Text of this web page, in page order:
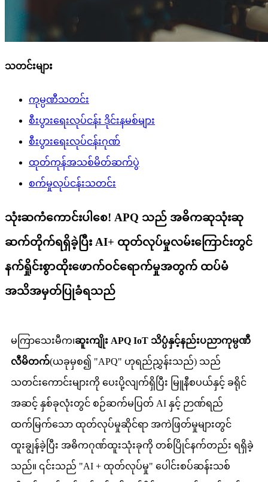
သတင်းများ
ကုမ္ပဏီသတင်း
စီးပွားရေးလုပ်ငန်း ဒိုင်းနမစ်များ
စီးပွားရေးလုပ်ငန်းဂုဏ်
ထုတ်ကုန်အသစ်မိတ်ဆက်ပွဲ
စက်မှုလုပ်ငန်းသတင်း
သုံးဆကံကောင်းပါစေ! APQ သည် အဓိကဆုသုံးဆု
ဆက်တိုက်ရရှိခဲ့ပြီး AI+ ထုတ်လုပ်မှုလမ်းကြောင်းတွင်
နက်ရှိုင်းစွာထိုးဖောက်ဝင်ရောက်မှုအတွက် ထပ်မံ
အသိအမှတ်ပြုခံရသည်
မကြာသေးမီက၊ဆူးကျိုး APQ IoT သိပ္ပံနှင့်နည်းပညာကုမ္ပဏီ
လီမိတက်(ယခုမှစ၍ "APQ" ဟုရည်ညွှန်းသည်) သည်
သတင်းကောင်းများကို ပေးပို့လျက်ရှိပြီး မြူနီစပယ်နှင့် ခရိုင်
အဆင့် နှစ်ခုလုံးတွင် စဉ်ဆက်မပြတ် AI နှင့် ဉာဏ်ရည်
ထက်မြက်သော ထုတ်လုပ်မှုဆိုင်ရာ အကဲဖြတ်မှုများတွင်
ထူးချွန်ခဲ့ပြီး အဓိကဂုဏ်ထူးသုံးခုကို တစ်ပြိုင်နက်တည်း ရရှိခဲ့
သည်။ ၎င်းသည် "AI + ထုတ်လုပ်မှု" ပေါင်းစပ်ဆန်းသစ်